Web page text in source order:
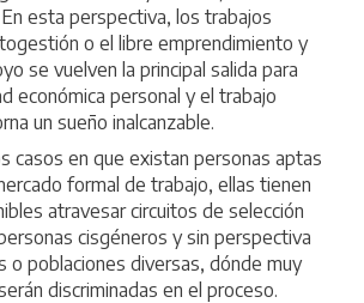
esta perspectiva, los trabajos
o el libre emprendimiento y
se vuelven la principal salida para
económica personal y el trabajo
un sueño inalcanzable.
casos en que existan personas aptas
formal de trabajo, ellas tienen
atravesar circuitos de selección
cisgéneros y sin perspectiva
o poblaciones diversas, dónde muy
discriminadas en el proceso.